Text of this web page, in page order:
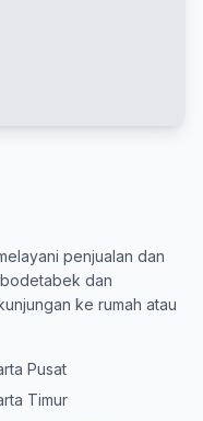
penjualan dan
dan
ke rumah atau
Pusat
Timur